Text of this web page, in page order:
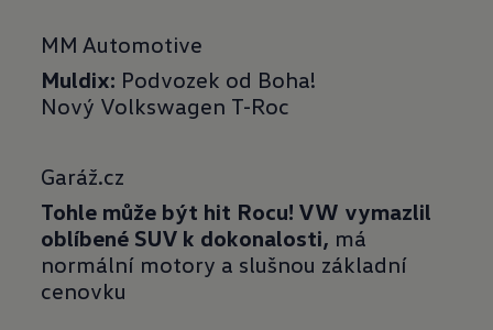
MM Automotive
Muldix: Podvozek od Boha!
Nový Volkswagen T-Roc
Garáž.cz
Tohle může být hit Rocu! VW vymazlil
oblíbené SUV k dokonalosti, má
normální motory a slušnou základní
cenovku